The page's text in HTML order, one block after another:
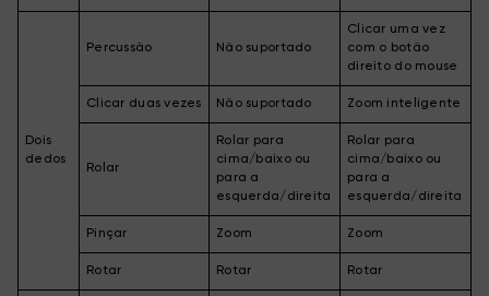
Dois
dedos
Percussão Não suportado
Clicar uma vez
com o botão
direito do mouse
Clicar duas vezes Não suportado Zoom inteligente
Rolar
Rolar para
cima/baixo ou
para a
esquerda/direita
Rolar para
cima/baixo ou
para a
esquerda/direita
Pinçar Zoom Zoom
Rotar Rotar Rotar